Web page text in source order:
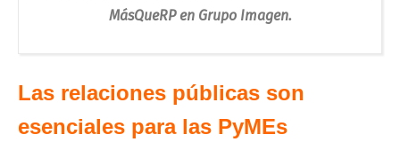
MásQueRP en Grupo Imagen.
Las relaciones públicas son
esenciales para las PyMEs